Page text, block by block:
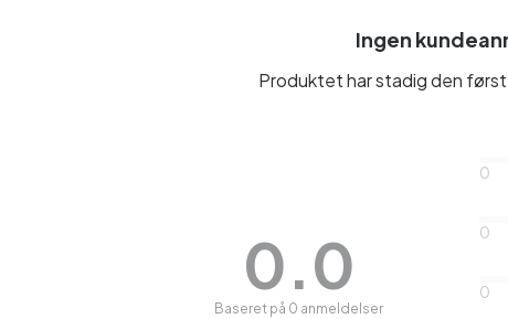
Ingen
Produktet har stadig den
0.0
Baseret på 0 anmeldelser
0
0
0